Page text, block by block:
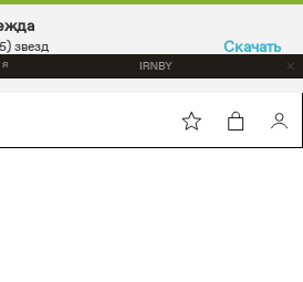
звезд
аксессуары
Скачать